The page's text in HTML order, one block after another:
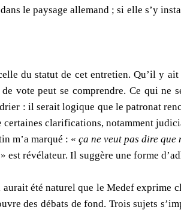
le paysage allemand ; si elle s’y
du statut de cet entretien. Qu’il y
vote peut se comprendre. Ce qui ne
: il serait logique que le patronat
certaines clarifications, notamment
m’a marqué : « ça ne veut pas dire que
est révélateur. Il suggère une forme
été naturel que le Medef exprime
des débats de fond. Trois sujets